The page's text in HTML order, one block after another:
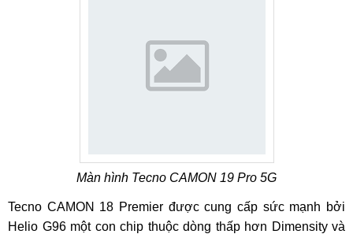
Màn hình Tecno CAMON 19 Pro 5G
Tecno CAMON 18 Premier được cung cấp sức mạnh bởi
Helio G96 một con chip thuộc dòng thấp hơn Dimensity và